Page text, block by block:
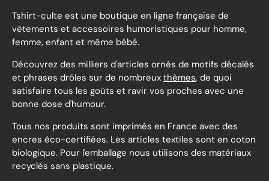
Tshirt-culte est une boutique en ligne française de
vêtements et accessoires humoristiques pour homme,
femme, enfant et même bébé.
Découvrez des milliers d'articles ornés de motifs décalés
et phrases drôles sur de nombreux thèmes, de quoi
satisfaire tous les goûts et ravir vos proches avec une
bonne dose d'humour.
Tous nos produits sont imprimés en France avec des
encres éco-certifiées. Les articles textiles sont en coton
biologique. Pour l'emballage nous utilisons des matériaux
recyclés sans plastique.